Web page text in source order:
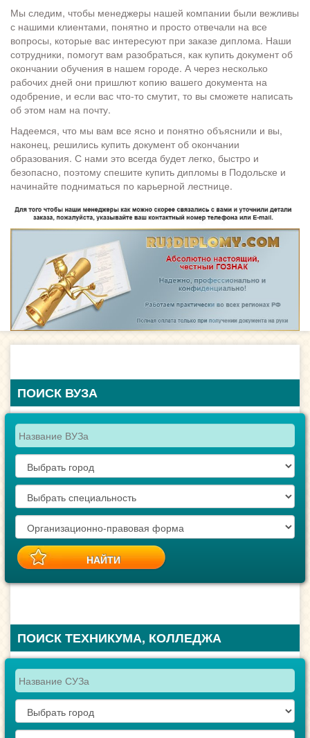
Мы следим, чтобы менеджеры нашей компании были вежливы
с нашими клиентами, понятно и просто отвечали на все
вопросы, которые вас интересуют при заказе диплома. Наши
сотрудники, помогут вам разобраться, как купить документ об
окончании обучения в нашем городе. А через несколько
рабочих дней они пришлют копию вашего документа на
одобрение, и если вас что-то смутит, то вы сможете написать
об этом нам на почту.
Надеемся, что мы вам все ясно и понятно объяснили и вы,
наконец, решились купить документ об окончании
образования. С нами это всегда будет легко, быстро и
безопасно, поэтому спешите купить дипломы в Подольске и
начинайте подниматься по карьерной лестнице.
ПОИСК ВУЗА
ПОИСК ТЕХНИКУМА, КОЛЛЕДЖА